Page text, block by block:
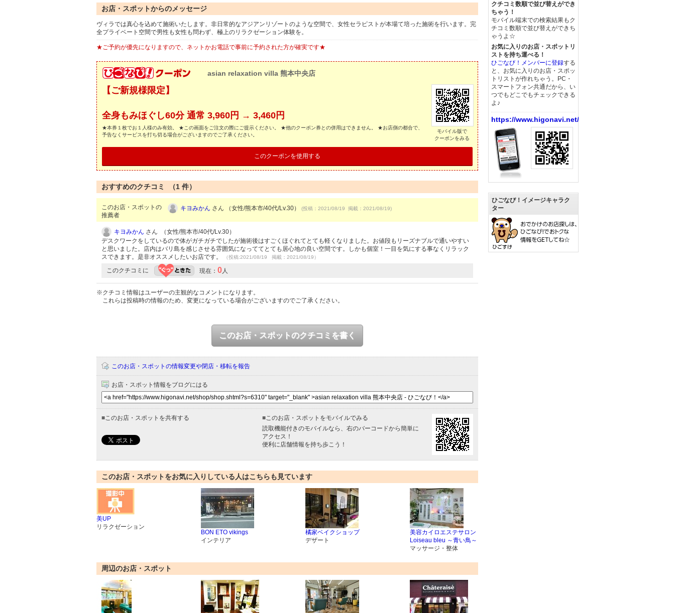
お店・スポットからのメッセージ
ヴィラでは真心を込めて施術いたします。非日常的なアジアンリゾートのような空間で、女性セラピストが本場て培った施術を行います。完
全プライベート空間で男性も女性も問わず、極上のリラクゼーション体験を。
★ご予約が優先になりますので、ネットかお電話で事前に予約された方が確実です★
asian relaxation villa 熊本中央店
【ご新規様限定】
全身もみほぐし60分 通常 3,960円 → 3,460円
★本券１枚でお１人様のみ有効。 ★この画面をご注文の際にご提示ください。 ★他のクーポン券との併用はできません。 ★お店側の都合で、
予告なくサービスを打ち切る場合がございますのでご了承ください。
モバイル版で
クーポンをみる
このクーポンを使用する
おすすめのクチコミ （1 件）
このお店・スポットの
推薦者
キヨみかん さん （女性/熊本市/40代/Lv.30） (投稿：2021/08/19 掲載：2021/08/19)
キヨみかん さん （女性/熊本市/40代/Lv.30）
デスクワークをしているので体がガチガチでしたが施術後はすごくほぐれてとても軽くなりました。お値段もリーズナブルで通いやすい
と思いました。店内はバリ島を感じさせる雰囲気になっててとても居心地の良い空間です。しかも個室！一目を気にする事なくリラック
スできます。是非オススメしたいお店です。
（投稿:2021/08/19 掲載：2021/08/19）
このクチコミに 現在： 0人
※クチコミ情報はユーザーの主観的なコメントになります。
これらは投稿時の情報のため、変更になっている場合がございますのでご了承ください。
このお店・スポットのクチコミを書く
このお店・スポットの情報変更や閉店・移転を報告
お店・スポット情報をブログにはる
■このお店・スポットを共有する ■このお店・スポットをモバイルでみる
読取機能付きのモバイルなら、右のバーコードから簡単に
アクセス！
便利に店舗情報を持ち歩こう！
このお店・スポットをお気に入りしている人はこちらも見ています
美UP
リラクゼーション
BON ETO vikings
インテリア
橘家ベイクショップ
デザート
美容カイロエステサロン
Loiseau bleu ～青い鳥～
マッサージ・整体
周辺のお店・スポット
クチコミ数順で並び替えができ
ちゃう！
モバイル端末での検索結果もク
チコミ数順で並び替えができち
ゃうよ☆
お気に入りのお店・スポットリ
ストを持ち運べる！
ひごなび！メンバーに登録する
と、お気に入りのお店・スポッ
トリストが作れちゃう。PC・
スマートフォン共通だから、い
つでもどこでもチェックできる
よ♪
https://www.higonavi.net/
ひごなび！イメージキャラク
ター